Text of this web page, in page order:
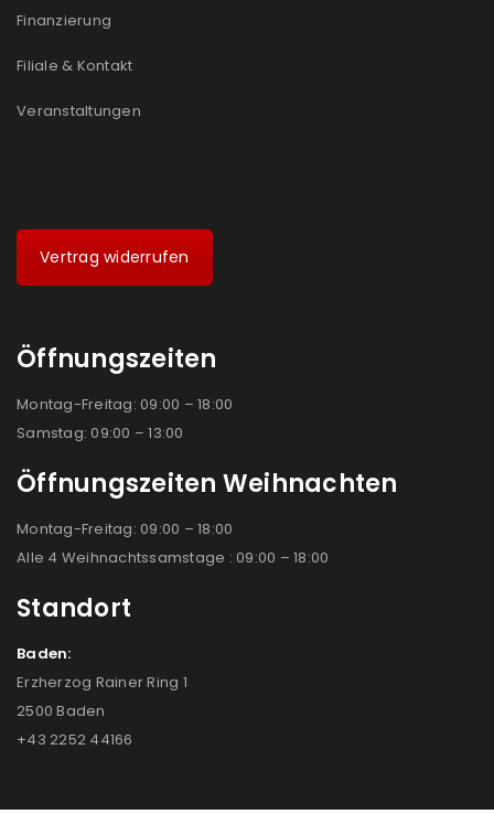
Finanzierung
Filiale & Kontakt
Veranstaltungen
Vertrag widerrufen
Öffnungszeiten
Montag-Freitag: 09:00 – 18:00
Samstag: 09:00 – 13:00
Öffnungszeiten Weihnachten
Montag-Freitag: 09:00 – 18:00
Alle 4 Weihnachtssamstage : 09:00 – 18:00
Standort
Baden:
Erzherzog Rainer Ring 1
2500 Baden
+43 2252 44166